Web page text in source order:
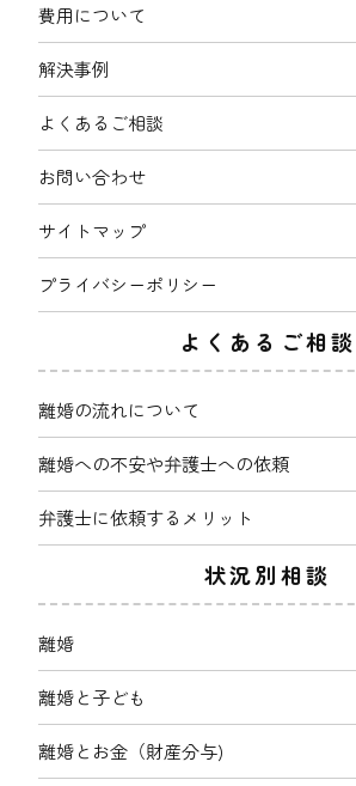
費用について
解決事例
よくあるご相談
お問い合わせ
サイトマップ
プライバシーポリシー
よくあるご相談
離婚の流れについて
離婚への不安や弁護士への依頼
弁護士に依頼するメリット
状況別相談
離婚
離婚と子ども
離婚とお金（財産分与)